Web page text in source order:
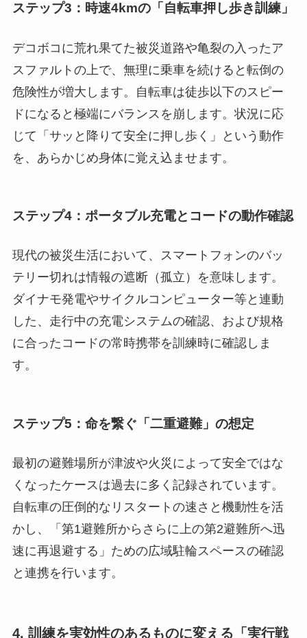
ステップ3：時速4kmの「自転車押し歩き訓練」
デコボコに荒れ果てた被災道路や亀裂の入ったア
スファルトの上で、無理に乗車を続けると転倒の
危険性が増大します。自転車は徒歩以下のスピー
ドになると極端にバランスを崩します。状況に応
じて「サッと降りて安全に押し歩く」という動作
を、あらかじめ身体に覚え込ませます。
ステップ4：ポータブル充電とコードの動作確認
現代の被災生活において、スマートフォンのバッ
テリー切れは情報の遮断（孤立）を意味します。
ダイナモ発電やサイクルコンピューター等と連動
した、走行中の充電システムの確認、および規格
に合ったコードの常時携帯を訓練時に確認しま
す。
ステップ5：命を繋ぐ「二重避難」の想定
最初の避難場所が津波や火災によって安全ではな
くなったケースは過去に多く記録されています。
自転車の圧倒的なリスタートの速さと機動性を活
かし、「第1避難所からさらに上の第2避難所へ迅
速に再退避する」ための広域駐輪スペースの確認
と連携を行います。
4. 訓練を実効性のあるものに変える「実行戦